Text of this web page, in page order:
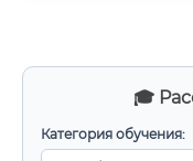
🎓
Категория обучения: